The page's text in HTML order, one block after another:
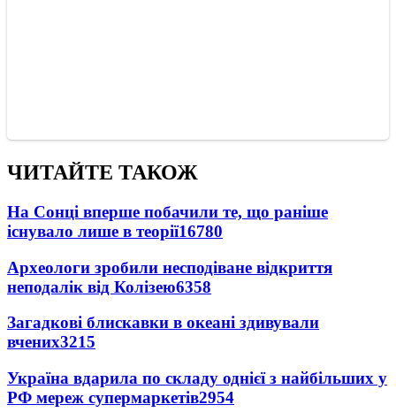
ЧИТАЙТЕ ТАКОЖ
На Сонці вперше побачили те, що раніше
існувало лише в теорії16780
Археологи зробили несподіване відкриття
неподалік від Колізею6358
Загадкові блискавки в океані здивували
вчених3215
Україна вдарила по складу однієї з найбільших у
РФ мереж супермаркетів2954